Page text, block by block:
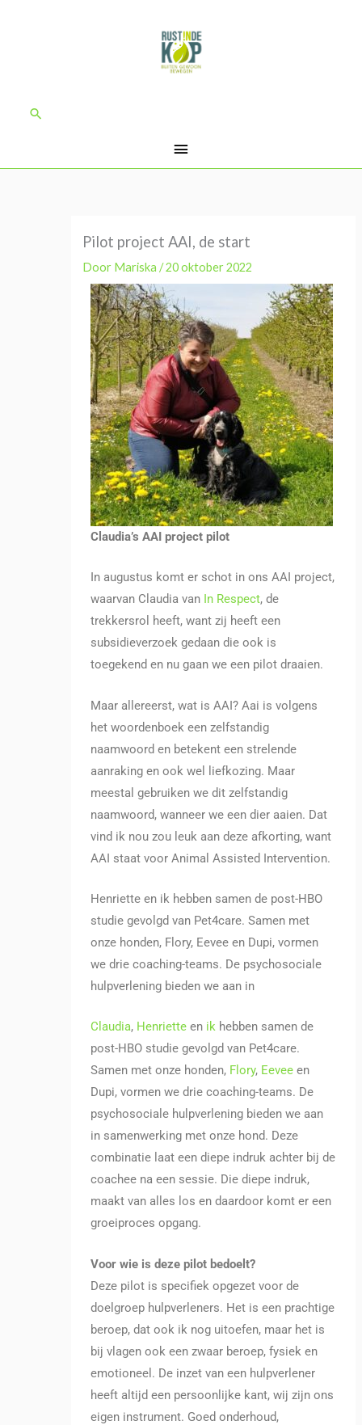
Zoeken
Pilot project AAI, de start
Door Mariska/20 oktober 2022
Claudia’s AAI project pilot
In augustus komt er schot in ons AAI project,
waarvan Claudia van In Respect, de
trekkersrol heeft, want zij heeft een
subsidieverzoek gedaan die ook is
toegekend en nu gaan we een pilot draaien.
Maar allereerst, wat is AAI? Aai is volgens
het woordenboek een zelfstandig
naamwoord en betekent een strelende
aanraking en ook wel liefkozing. Maar
meestal gebruiken we dit zelfstandig
naamwoord, wanneer we een dier aaien. Dat
vind ik nou zou leuk aan deze afkorting, want
AAI staat voor Animal Assisted Intervention.
Henriette en ik hebben samen de post-HBO
studie gevolgd van Pet4care. Samen met
onze honden, Flory, Eevee en Dupi, vormen
we drie coaching-teams. De psychosociale
hulpverlening bieden we aan in
Claudia, Henriette en ik hebben samen de
post-HBO studie gevolgd van Pet4care.
Samen met onze honden, Flory, Eevee en
Dupi, vormen we drie coaching-teams. De
psychosociale hulpverlening bieden we aan
in samenwerking met onze hond. Deze
combinatie laat een diepe indruk achter bij de
coachee na een sessie. Die diepe indruk,
maakt van alles los en daardoor komt er een
groeiproces opgang.
Voor wie is deze pilot bedoelt?
Deze pilot is specifiek opgezet voor de
doelgroep hulpverleners. Het is een prachtige
beroep, dat ook ik nog uitoefen, maar het is
bij vlagen ook een zwaar beroep, fysiek en
emotioneel. De inzet van een hulpverlener
heeft altijd een persoonlijke kant, wij zijn ons
eigen instrument. Goed onderhoud,